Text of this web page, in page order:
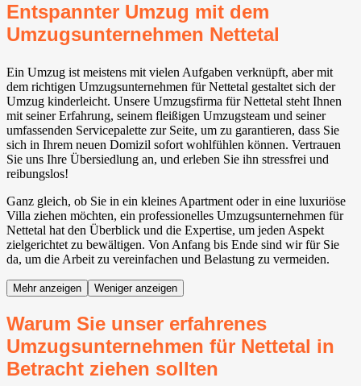
Entspannter Umzug mit dem
Umzugsunternehmen Nettetal
Ein Umzug ist meistens mit vielen Aufgaben verknüpft, aber mit
dem richtigen Umzugsunternehmen für Nettetal gestaltet sich der
Umzug kinderleicht. Unsere Umzugsfirma für Nettetal steht Ihnen
mit seiner Erfahrung, seinem fleißigen Umzugsteam und seiner
umfassenden Servicepalette zur Seite, um zu garantieren, dass Sie
sich in Ihrem neuen Domizil sofort wohlfühlen können. Vertrauen
Sie uns Ihre Übersiedlung an, und erleben Sie ihn stressfrei und
reibungslos!
Ganz gleich, ob Sie in ein kleines Apartment oder in eine luxuriöse
Villa ziehen möchten, ein professionelles Umzugsunternehmen für
Nettetal hat den Überblick und die Expertise, um jeden Aspekt
zielgerichtet zu bewältigen. Von Anfang bis Ende sind wir für Sie
da, um die Arbeit zu vereinfachen und Belastung zu vermeiden.
Mehr anzeigen Weniger anzeigen
Warum Sie unser erfahrenes
Umzugsunternehmen für Nettetal in
Betracht ziehen sollten